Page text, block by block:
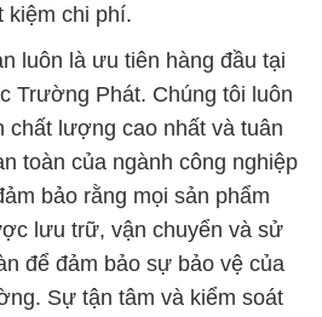
kiệm chi phí.
luôn là ưu tiên hàng đầu tại
Trường Phát. Chúng tôi luôn
chất lượng cao nhất và tuân
toàn của ngành công nghiệp
bảo rằng mọi sản phẩm
lưu trữ, vận chuyển và sử
để đảm bảo sự bảo vệ của
Sự tận tâm và kiểm soát